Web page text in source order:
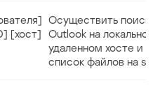
[хост]
Осуществить поиск
Outlook на локальном
удаленном хосте и
список файлов на